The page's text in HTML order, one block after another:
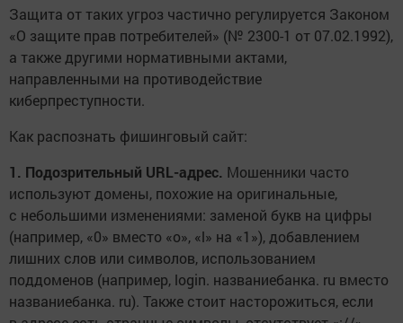
Защита от таких угроз частично регулируется Законом
«О защите прав потребителей» (№ 2300-1 от 07.02.1992),
а также другими нормативными актами,
направленными на противодействие
киберпреступности.
Как распознать фишинговый сайт:
1. Подозрительный URL-адрес. Мошенники часто
используют домены, похожие на оригинальные,
с небольшими изменениями: заменой букв на цифры
(например, «0» вместо «o», «l» на «1»), добавлением
лишних слов или символов, использованием
поддоменов (например, login. названиебанка. ru вместо
названиебанка. ru). Также стоит насторожиться, если